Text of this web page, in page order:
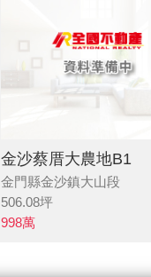
金沙蔡厝大農地B1
金門縣金沙鎮大山段
506.08坪
998萬